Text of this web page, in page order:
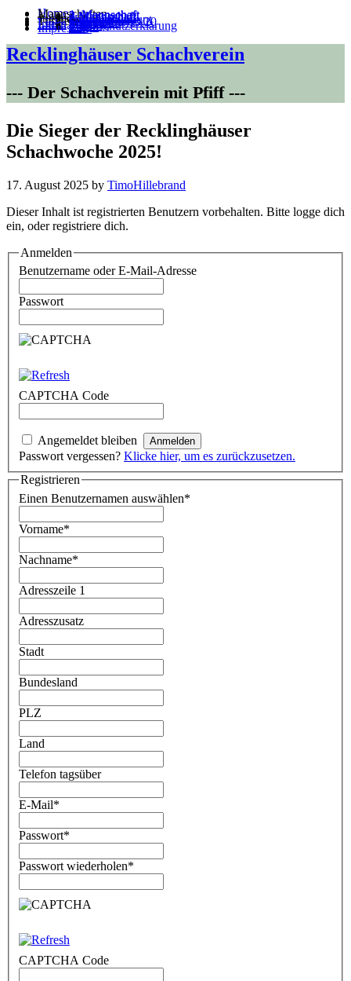
Home
Mannschaften
1. Mannschaft
2. Mannschaft
3.Mannschaft
4.Mannschaft
5.Mannschaft
JugendVilla Kunterbunt
Training
TurniereSüder-Blitz 19/20
VM 22/23
Links
InternSatzung
Datenschutzerklärung
Login
111
Impressum
Recklinghäuser Schachverein
--- Der Schachverein mit Pfiff ---
Die Sieger der Recklinghäuser
Schachwoche 2025!
17. August 2025 by TimoHillebrand
Dieser Inhalt ist registrierten Benutzern vorbehalten. Bitte logge dich
ein, oder registriere dich.
Anmelden
Benutzername oder E-Mail-Adresse
Passwort
CAPTCHA Code
Angemeldet bleiben
Passwort vergessen? Klicke hier, um es zurückzusetzen.
Registrieren
Einen Benutzernamen auswählen*
Vorname*
Nachname*
Adresszeile 1
Adresszusatz
Stadt
Bundesland
PLZ
Land
Telefon tagsüber
E-Mail*
Passwort*
Passwort wiederholen*
CAPTCHA Code